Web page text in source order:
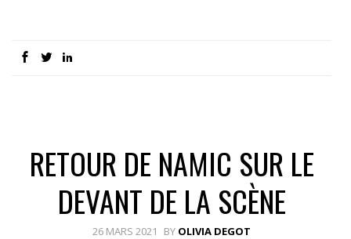
RETOUR DE NAMIC SUR LE
DEVANT DE LA SCÈNE
26 MARS 2021 BY OLIVIA DEGOT